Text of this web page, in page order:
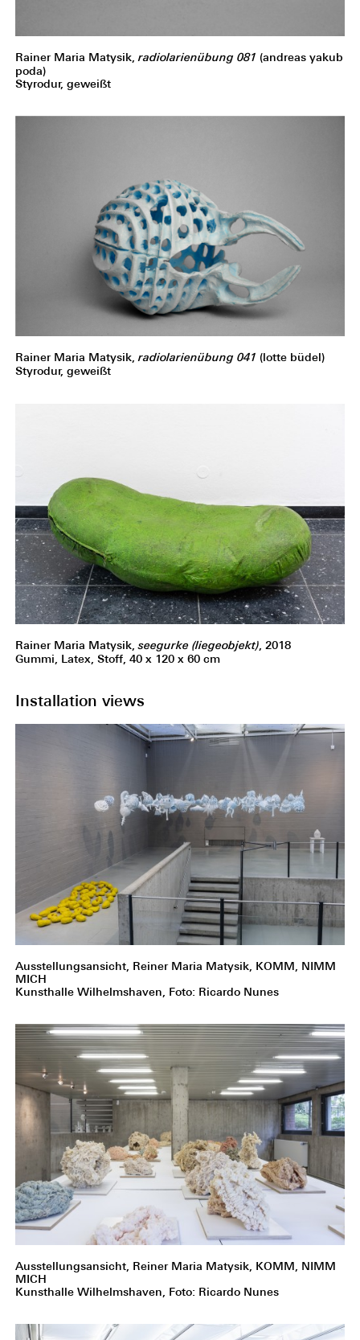
Rainer Maria Matysik, radiolarienübung 081 (andreas yakub
poda)
Styrodur, geweißt
Rainer Maria Matysik, radiolarienübung 041 (lotte büdel)
Styrodur, geweißt
Rainer Maria Matysik,seegurke (liegeobjekt), 2018
Gummi, Latex, Stoff, 40 x 120 x 60 cm
Installation views
Ausstellungsansicht, Reiner Maria Matysik, KOMM, NIMM
MICH
Kunsthalle Wilhelmshaven, Foto: Ricardo Nunes
Ausstellungsansicht, Reiner Maria Matysik, KOMM, NIMM
MICH
Kunsthalle Wilhelmshaven, Foto: Ricardo Nunes